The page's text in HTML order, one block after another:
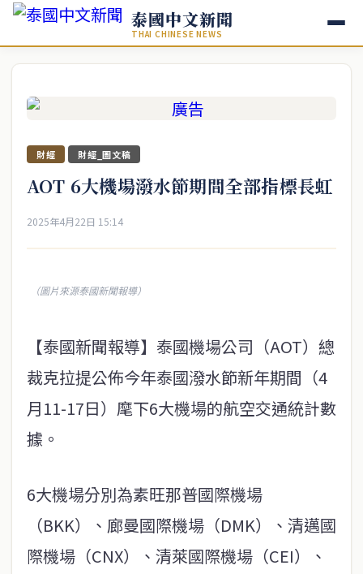
泰國中文新聞
THAI CHINESE NEWS
財經 財經_圖文稿
AOT 6大機場潑水節期間全部指標長虹
2025年4月22日 15:14
（圖片來源泰國新聞報導）
【泰國新聞報導】泰國機場公司（AOT）總
裁克拉提公佈今年泰國潑水節新年期間（4
月11-17日）麾下6大機場的航空交通統計數
據。
6大機場分別為素旺那普國際機場
（BKK）、廊曼國際機場（DMK）、清邁國
際機場（CNX）、清萊國際機場（CEI）、